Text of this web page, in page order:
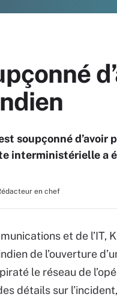
soupçonné
interministérielle a
en chef
et de l’IT,
de l’ouverture
le réseau de
détails sur